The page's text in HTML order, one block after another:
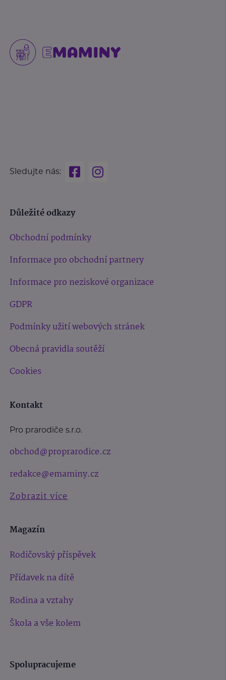
Sledujte nás:
Důležité odkazy
Obchodní podmínky
Informace pro obchodní partnery
Informace pro neziskové organizace
GDPR
Podmínky užití webových stránek
Obecná pravidla soutěží
Cookies
Kontakt
Pro prarodiče s.r.o.
obchod@proprarodice.cz
redakce@emaminy.cz
Zobrazit více
Magazín
Rodičovský příspěvek
Přídavek na dítě
Rodina a vztahy
Škola a vše kolem
Spolupracujeme